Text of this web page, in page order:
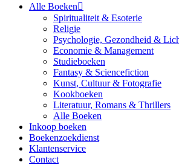
Alle Boeken
Spiritualiteit & Esoterie
Religie
Psychologie, Gezondheid &
Economie & Management
Studieboeken
Fantasy & Sciencefiction
Kunst, Cultuur & Fotografie
Kookboeken
Literatuur, Romans & Thrillers
Alle Boeken
Inkoop boeken
Boekenzoekdienst
Klantenservice
Contact